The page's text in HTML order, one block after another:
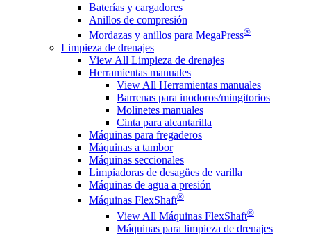
Baterías y cargadores
Anillos de compresión
Mordazas y anillos para MegaPress®
Limpieza de drenajes
View All Limpieza de drenajes
Herramientas manuales
View All Herramientas manuales
Barrenas para inodoros/mingitorios
Molinetes manuales
Cinta para alcantarilla
Máquinas para fregaderos
Máquinas a tambor
Máquinas seccionales
Limpiadoras de desagües de varilla
Máquinas de agua a presión
Máquinas FlexShaft®
View All Máquinas FlexShaft®
Máquinas para limpieza de drenajes